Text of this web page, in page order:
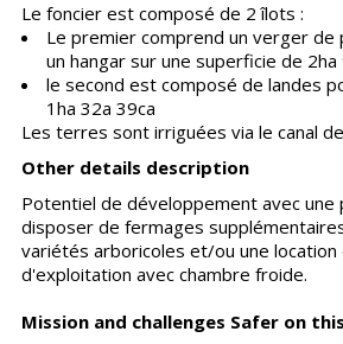
Le foncier est composé de 2 îlots :
Le premier comprend un verger
un hangar sur une superficie de 2ha
le second est composé de landes
1ha 32a 39ca
Les terres sont irriguées via le canal de
Other details description
Potentiel de développement avec une
disposer de fermages
variétés arboricoles et/ou une
d'exploitation avec chambre froide.
Mission and challenges Safer on